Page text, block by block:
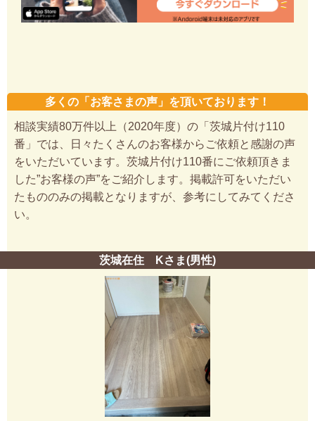
多くの「お客さまの声」を頂いております！
相談実績80万件以上（2020年度）の「茨城片付け110
番」では、日々たくさんのお客様からご依頼と感謝の声
をいただいています。茨城片付け110番にご依頼頂きま
した”お客様の声”をご紹介します。掲載許可をいただい
たもののみの掲載となりますが、参考にしてみてくださ
い。
茨城在住 Kさま(男性)